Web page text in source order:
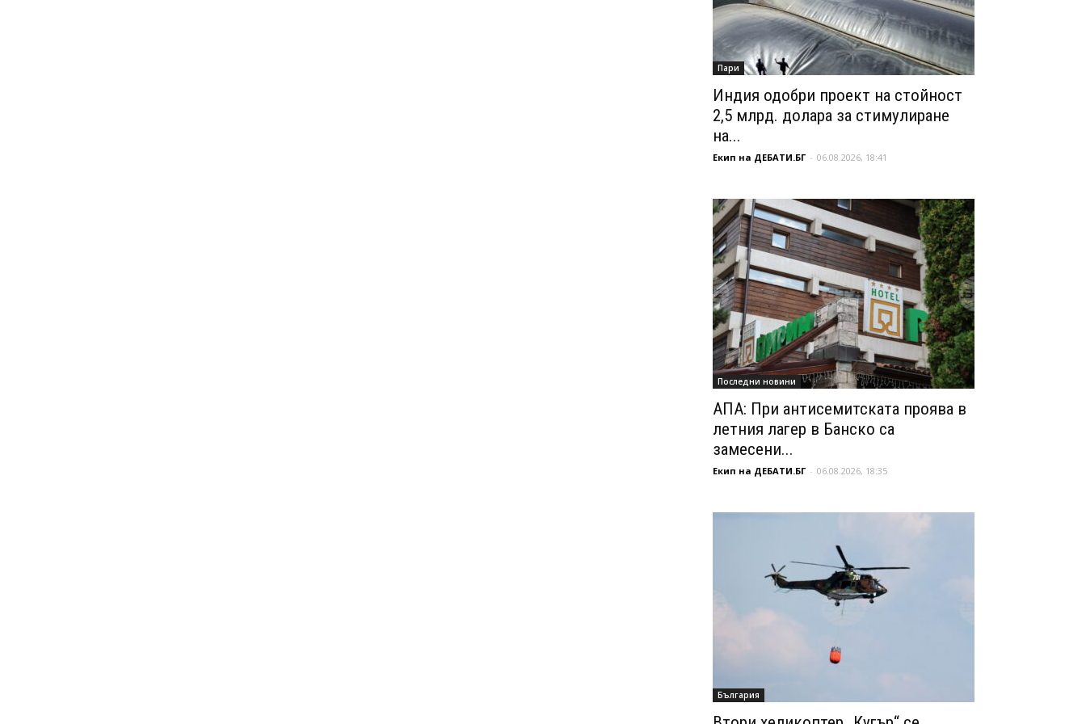
Пари
Индия одобри проект на стойност
2,5 млрд. долара за стимулиране
на...
Екип на ДЕБАТИ.БГ - 06.08.2026, 18:41
Последни новини
АПА: При антисемитската проява в
летния лагер в Банско са
замесени...
Екип на ДЕБАТИ.БГ - 06.08.2026, 18:35
България